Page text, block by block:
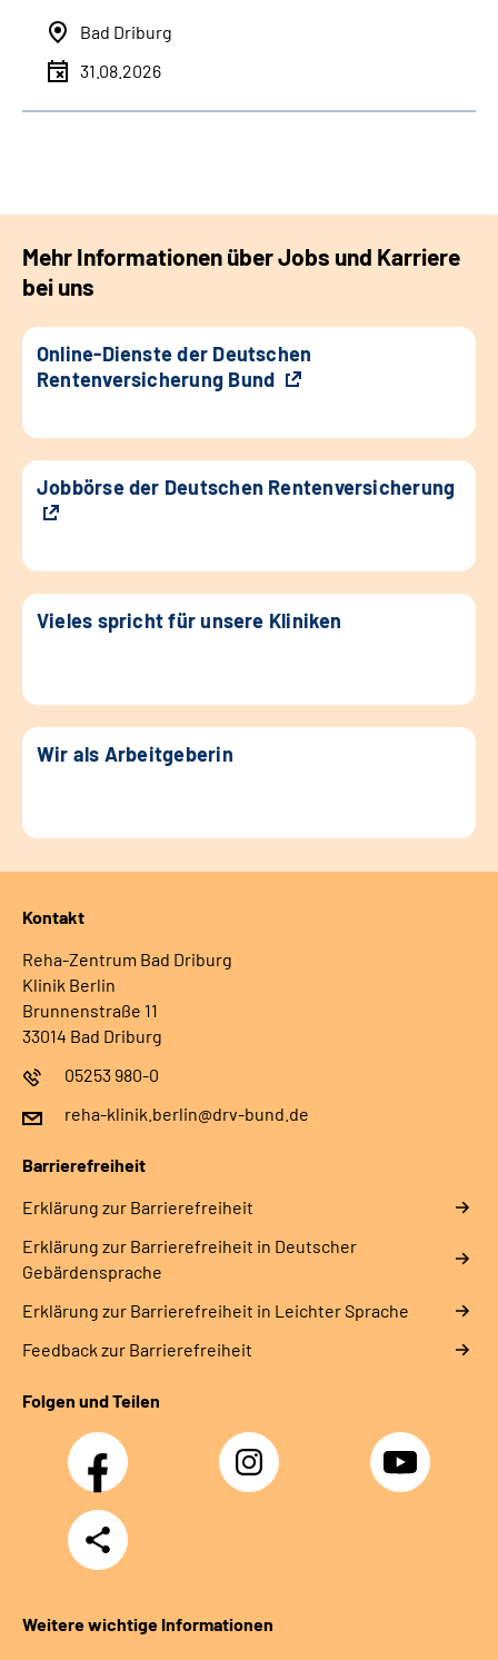
Bad Driburg
31.08.2026
Mehr Informationen über Jobs und Karriere
bei uns
Online-Dienste der Deutschen
Rentenversicherung Bund
Jobbörse der Deutschen Rentenversicherung
Vieles spricht für unsere Kliniken
Wir als Arbeitgeberin
Kontakt
Reha-Zentrum Bad Driburg
Klinik Berlin
Brunnenstraße 11
33014 Bad Driburg
05253 980-0
reha-klinik.berlin@drv-bund.de
Barrierefreiheit
Erklärung zur Barrierefreiheit
Erklärung zur Barrierefreiheit in Deutscher
Gebärdensprache
Erklärung zur Barrierefreiheit in Leichter Sprache
Feedback zur Barrierefreiheit
Folgen und Teilen
Facebook Instagram YouTube
Teilen
Weitere wichtige Informationen